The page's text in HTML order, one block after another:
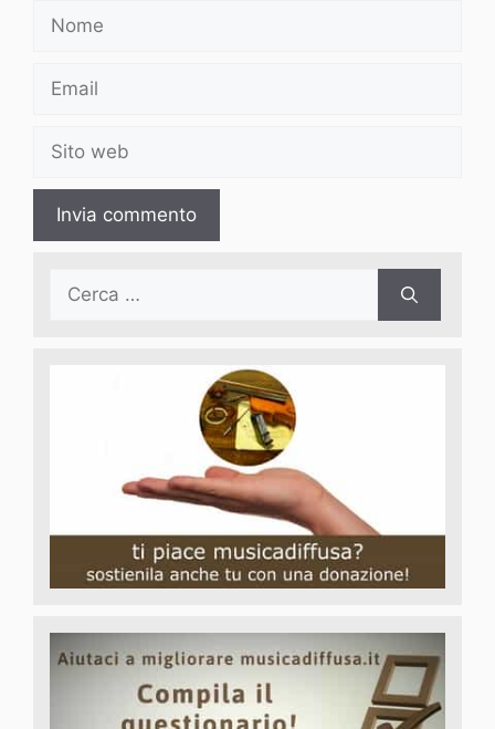
Nome
Email
Sito
web
Ricerca